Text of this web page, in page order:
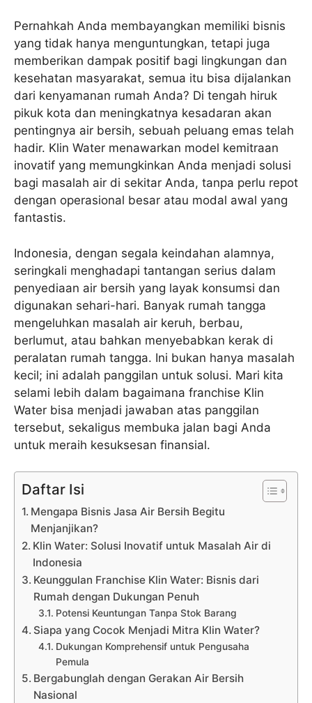
Pernahkah Anda membayangkan memiliki bisnis
yang tidak hanya menguntungkan, tetapi juga
memberikan dampak positif bagi lingkungan dan
kesehatan masyarakat, semua itu bisa dijalankan
dari kenyamanan rumah Anda? Di tengah hiruk
pikuk kota dan meningkatnya kesadaran akan
pentingnya air bersih, sebuah peluang emas telah
hadir. Klin Water menawarkan model kemitraan
inovatif yang memungkinkan Anda menjadi solusi
bagi masalah air di sekitar Anda, tanpa perlu repot
dengan operasional besar atau modal awal yang
fantastis.
Indonesia, dengan segala keindahan alamnya,
seringkali menghadapi tantangan serius dalam
penyediaan air bersih yang layak konsumsi dan
digunakan sehari-hari. Banyak rumah tangga
mengeluhkan masalah air keruh, berbau,
berlumut, atau bahkan menyebabkan kerak di
peralatan rumah tangga. Ini bukan hanya masalah
kecil; ini adalah panggilan untuk solusi. Mari kita
selami lebih dalam bagaimana franchise Klin
Water bisa menjadi jawaban atas panggilan
tersebut, sekaligus membuka jalan bagi Anda
untuk meraih kesuksesan finansial.
Daftar Isi
Mengapa Bisnis Jasa Air Bersih Begitu
Menjanjikan?
Klin Water: Solusi Inovatif untuk Masalah Air di
Indonesia
Keunggulan Franchise Klin Water: Bisnis dari
Rumah dengan Dukungan Penuh
Potensi Keuntungan Tanpa Stok Barang
Siapa yang Cocok Menjadi Mitra Klin Water?
Dukungan Komprehensif untuk Pengusaha
Pemula
Bergabunglah dengan Gerakan Air Bersih
Nasional